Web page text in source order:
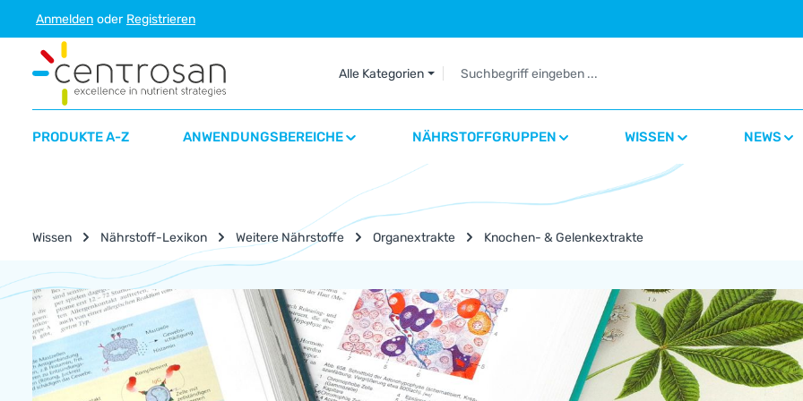
Hauptinhalt springen
Zur Suche springen
Zur Hauptnavigation springen
Anmelden oder Registrieren
Alle Kategorien
PRODUKTE A-Z ANWENDUNGSBEREICHE NÄHRSTOFFGRUPPEN WISSEN NEWS
Wissen Nährstoff-Lexikon Weitere Nährstoffe Organextrakte Knochen- & Gelenkextrakte
Nährstoff-Lexikon